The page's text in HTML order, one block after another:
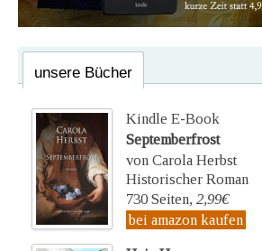
unsere Bücher
Kindle E-Book
Septemberfrost
von Carola Herbst
Historischer Roman
730 Seiten, 2,99€
bei amazon kaufen